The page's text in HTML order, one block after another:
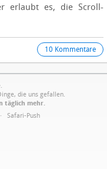
erlaubt es, die Scroll-
10 Kommentare
die uns gefallen.
täglich mehr.
Safari-Push